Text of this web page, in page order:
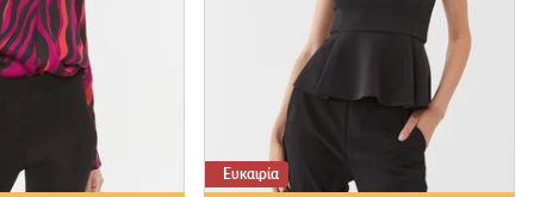
Ευκαιρία